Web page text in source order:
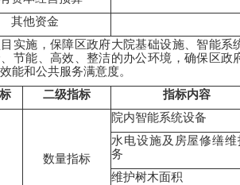
其他资金
实施，保障区政府大院基础设施、智能系
节能、高效、整洁的办公环境，确保区政
能和公共服务满意度。
二级指标 指标内容
数量指标
院内智能系统设备
水电设施及房屋修缮维
务
维护树木面积